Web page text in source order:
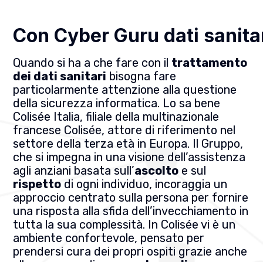
Con Cyber Guru dati
Quando si ha a che fare con il trattamento
dei dati sanitari bisogna fare
particolarmente attenzione alla questione
della sicurezza informatica. Lo sa bene
Colisée Italia, filiale della multinazionale
francese Colisée, attore di riferimento nel
settore della terza età in Europa. Il Gruppo,
che si impegna in una visione dell’assistenza
agli anziani basata sull’ascolto e sul
rispetto di ogni individuo, incoraggia un
approccio centrato sulla persona per fornire
una risposta alla sfida dell’invecchiamento in
tutta la sua complessità. In Colisée vi è un
ambiente confortevole, pensato per
prendersi cura dei propri ospiti grazie anche